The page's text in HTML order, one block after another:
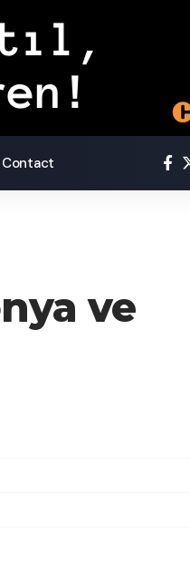
Contact
ve